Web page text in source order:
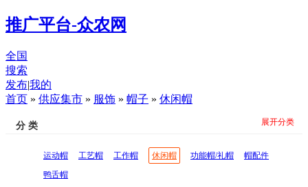
推广平台-众农网
全国
搜索
发布|我的
首页 » 供应集市 » 服饰 » 帽子 » 休闲帽
分 类
运动帽 工艺帽 工作帽 休闲帽 功能帽/礼帽
帽配件
鸭舌帽
展开分类